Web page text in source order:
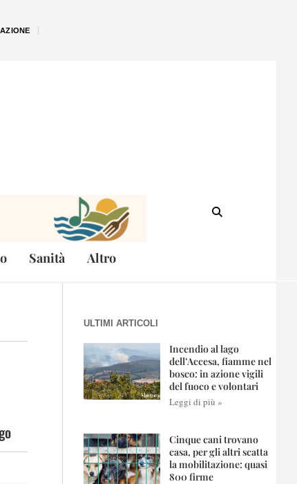
Sanità Altro
ULTIMI ARTICOLI
Incendio al lago
dell’Accesa, fiamme nel
bosco: in azione vigili
del fuoco e volontari
Leggi di più »
Cinque cani trovano
casa, per gli altri scatta
la mobilitazione: quasi
800 firme